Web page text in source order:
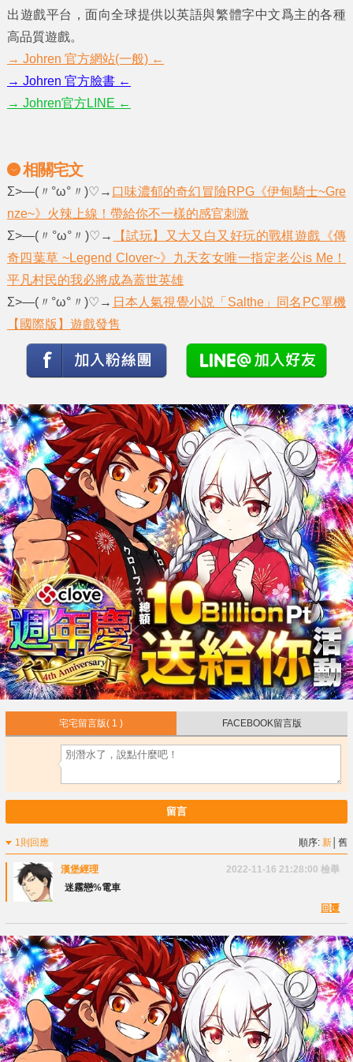
出遊戲平台，面向全球提供以英語與繁體字中文爲主的各種
高品質遊戲。
→ Johren 官方網站(一般) ←
→ Johren 官方臉書 ←
→ Johren官方LINE ←
相關宅文
Σ>―(〃°ω°〃)♡→ 口味濃郁的奇幻冒險RPG《伊甸騎士~Gre
nze~》火辣上線！帶給你不一樣的感官刺激
Σ>―(〃°ω°〃)♡→
【試玩】又大又白又好玩的戰棋遊戲《傳
奇四葉草 ~Legend Clover~》九天玄女唯一指定老公is Me！
平凡村民的我必將成為蓋世英雄
Σ>―(〃°ω°〃)♡→ 日本人氣視覺小説「Salthe」同名PC單機
【國際版】遊戲發售
宅宅留言版( 1 ) FACEBOOK留言版
留言
1則回應 順序:新 │舊
漢堡經理 2022-11-16 21:28:00 檢舉
迷霧戀%電車
回覆